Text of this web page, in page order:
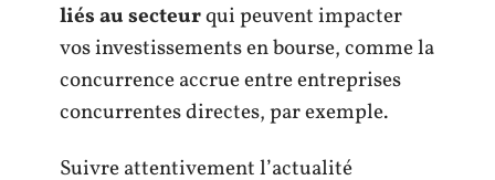
liés au secteurqui peuvent impacter
vos investissements en bourse, comme la
concurrence accrue entre entreprises
concurrentes directes, par exemple.
Suivre attentivement l’actualité